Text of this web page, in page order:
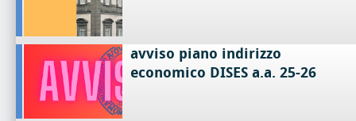
avviso piano indirizzo
economico DISES a.a. 25-26